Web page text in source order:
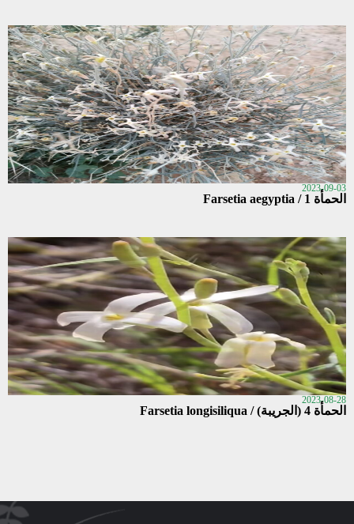
2023-09-03
الحمأة 1 / Farsetia aegyptia
2023-08-28
الحمأة 4 (الجريبة) / Farsetia longisiliqua